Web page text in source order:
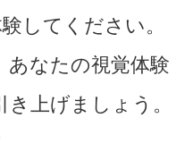
してください。
あなたの視覚体験
上げましょう。